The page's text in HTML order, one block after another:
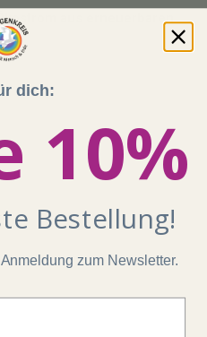
aus erneuerbaren
dich:
10%
Bestellung!
zum Newsletter.